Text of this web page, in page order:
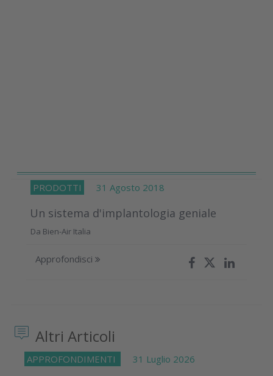
PRODOTTI 31 Agosto 2018
Un sistema d'implantologia geniale
Da Bien-Air Italia
Approfondisci
Altri Articoli
APPROFONDIMENTI 31 Luglio 2026